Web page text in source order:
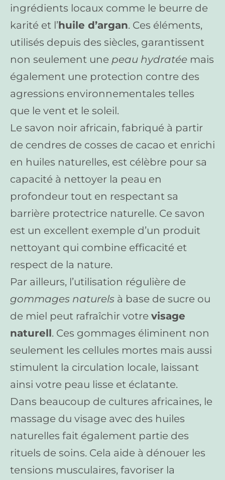
ingrédients locaux comme le beurre de
karité et l’huile d’argan. Ces éléments,
utilisés depuis des siècles, garantissent
non seulement une peau hydratée mais
également une protection contre des
agressions environnementales telles
que le vent et le soleil.
Le savon noir africain, fabriqué à partir
de cendres de cosses de cacao et enrichi
en huiles naturelles, est célèbre pour sa
capacité à nettoyer la peau en
profondeur tout en respectant sa
barrière protectrice naturelle. Ce savon
est un excellent exemple d’un produit
nettoyant qui combine efficacité et
respect de la nature.
Par ailleurs, l’utilisation régulière de
gommages naturels à base de sucre ou
de miel peut rafraîchir votre visage
naturell. Ces gommages éliminent non
seulement les cellules mortes mais aussi
stimulent la circulation locale, laissant
ainsi votre peau lisse et éclatante.
Dans beaucoup de cultures africaines, le
massage du visage avec des huiles
naturelles fait également partie des
rituels de soins. Cela aide à dénouer les
tensions musculaires, favoriser la